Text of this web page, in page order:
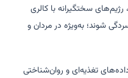
، رژیم‌های سختگیرانه با کالری
شوند؛ به‌ویژه در مردان و
تغذیه‌ای و روان‌شناختی